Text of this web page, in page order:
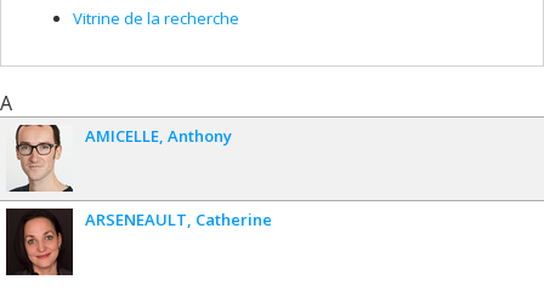
Vitrine de la recherche
A
AMICELLE Anthony
ARSENEAULT Catherine